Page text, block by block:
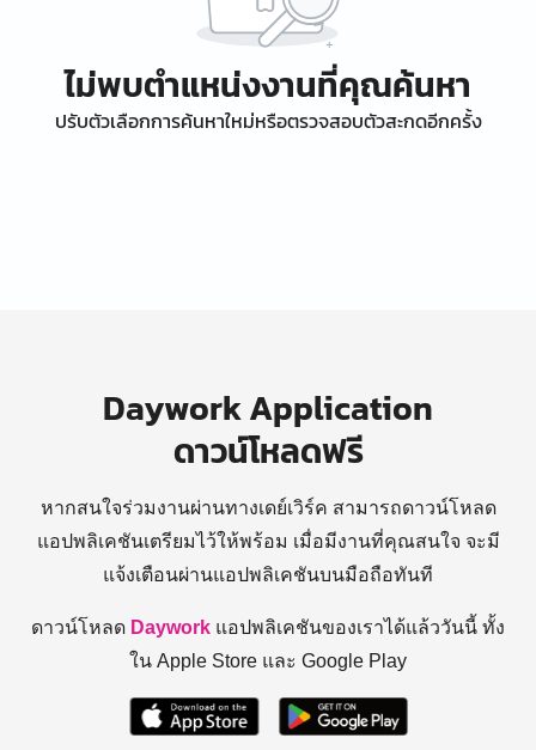
ไม่พบตำแหน่งงานที่คุณค้นหา
ปรับตัวเลือกการค้นหาใหม่หรือตรวจสอบตัวสะกดอีกครั้ง
Daywork Application
ดาวน์โหลดฟรี
หากสนใจร่วมงานผ่านทางเดย์เวิร์ค สามารถดาวน์โหลด
แอปพลิเคชันเตรียมไว้ให้พร้อม เมื่อมีงานที่คุณสนใจ จะมี
แจ้งเตือนผ่านแอปพลิเคชันบนมือถือทันที
ดาวน์โหลด Daywork แอปพลิเคชันของเราได้แล้ววันนี้ ทั้ง
ใน Apple Store และ Google Play